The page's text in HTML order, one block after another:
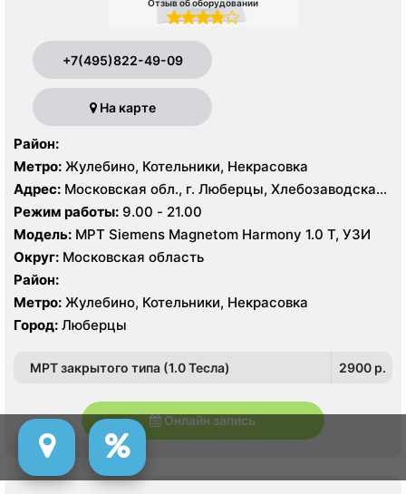
Отзыв об оборудовании
+7(495)822-49-09
На карте
Район:
Метро: Жулебино, Котельники, Некрасовка
Адрес: Московская обл., г. Люберцы, Хлебозаводская
ул. 10
Режим работы: 9.00 - 21.00
Модель: МРТ Siemens Magnetom Harmony 1.0 Т, УЗИ
Округ: Московская область
Район:
Метро: Жулебино, Котельники, Некрасовка
Город: Люберцы
МРТ закрытого типа (1.0 Тесла) 2900 p.
Онлайн запись